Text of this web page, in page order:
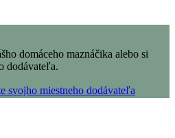
domáceho maznáčika alebo si
dodávateľa.
svojho miestneho dodávateľa